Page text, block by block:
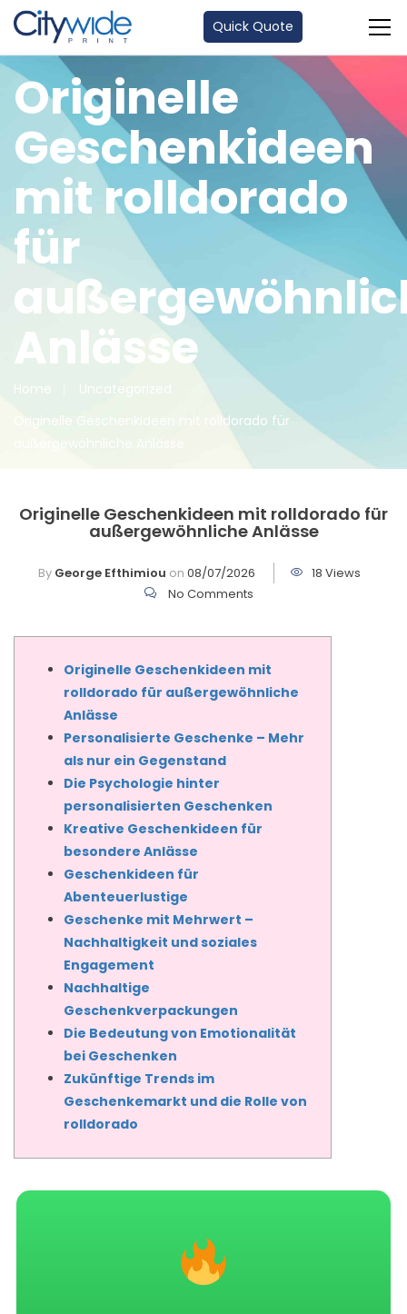
Quick Quote
Originelle
Geschenkideen
mit rolldorado
für
Anlässe
Home
Uncategorized
Originelle Geschenkideen mit rolldorado für
Originelle Geschenkideen mit rolldorado für
außergewöhnliche Anlässe
By George Efthimiou on 08/07/2026
18 Views
No Comments
Originelle Geschenkideen mit
rolldorado für außergewöhnliche
Anlässe
Personalisierte Geschenke – Mehr
als nur ein Gegenstand
Die Psychologie hinter
personalisierten Geschenken
Kreative Geschenkideen für
besondere Anlässe
Geschenkideen für
Abenteuerlustige
Geschenke mit Mehrwert –
Nachhaltigkeit und soziales
Engagement
Nachhaltige
Geschenkverpackungen
Die Bedeutung von Emotionalität
bei Geschenken
Zukünftige Trends im
Geschenkemarkt und die Rolle von
rolldorado